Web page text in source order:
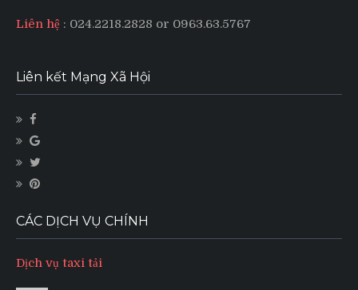
Liên hệ : 024.2218.2828 or 0963.63.5767
Liên kết Mạng Xã Hội
CÁC DỊCH VỤ CHÍNH
Dịch vụ taxi tải